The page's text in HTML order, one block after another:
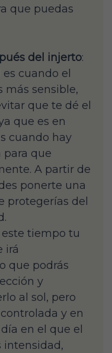
que puedas
del injerto:
cuando el
más sensible,
que te dé el
que es en
cuando hay
para que
A partir de
ponerte una
protegerías del
este tiempo tu
irá
que podrás
y
al sol, pero
y en
en el que el
intensidad,